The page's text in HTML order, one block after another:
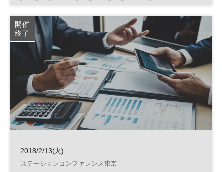
開催
終了
2018/2/13(火)
ステーションコンファレンス東京